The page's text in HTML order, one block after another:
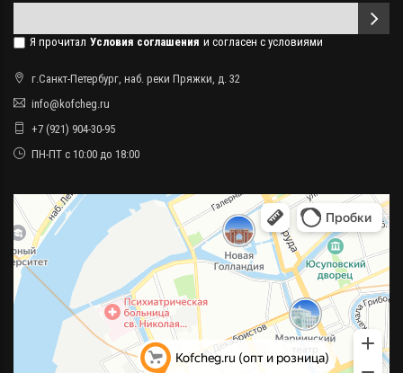
Я прочитал Условия соглашения и согласен с условиями
г.Санкт-Петербург, наб. реки Пряжки, д. 32
info@kofcheg.ru
+7 (921) 904-30-95
ПН-ПТ с 10:00 до 18:00